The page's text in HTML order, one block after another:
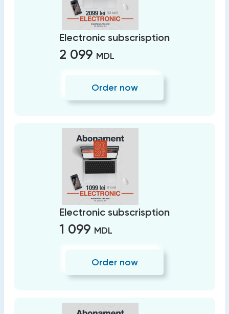
Electronic subscrisption
2 099 MDL
Order now
Electronic subscrisption
1 099 MDL
Order now